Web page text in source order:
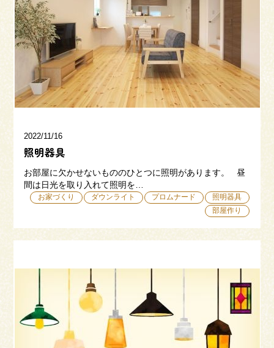
2022/11/16
照明器具
お部屋に欠かせないもののひとつに照明があります。 昼
間は日光を取り入れて照明を…
お家づくり ダウンライト プロムナード
照明器具
部屋作り